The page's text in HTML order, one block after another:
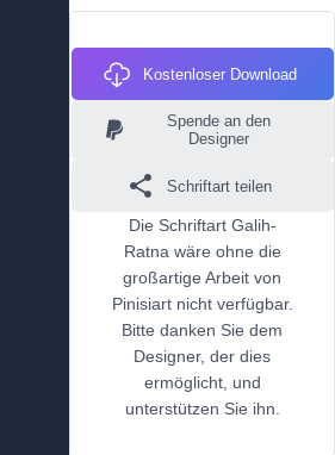
Kostenloser Download
Spende an den
Designer
Schriftart teilen
Die Schriftart Galih-
Ratna wäre ohne die
großartige Arbeit von
Pinisiart nicht verfügbar.
Bitte danken Sie dem
Designer, der dies
ermöglicht, und
unterstützen Sie ihn.